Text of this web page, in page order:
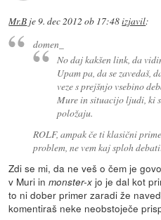
Mr.B je9. dec 2012 ob 17:48izjavil:
domen_
No daj kakšen link, da
Upam pa, da se zavedaš,
veze s prejšnjo vsebino
Mure in situacijo ljudi, ki
položaju.
ROLF, ampak če ti klasični
problem, ne vem kaj sploh
Zdi se mi, da ne veš o čem je
v Muri inmonster-x jo je dal kot
to ni dober primer zaradi že
komentiraš neke neobstoječe